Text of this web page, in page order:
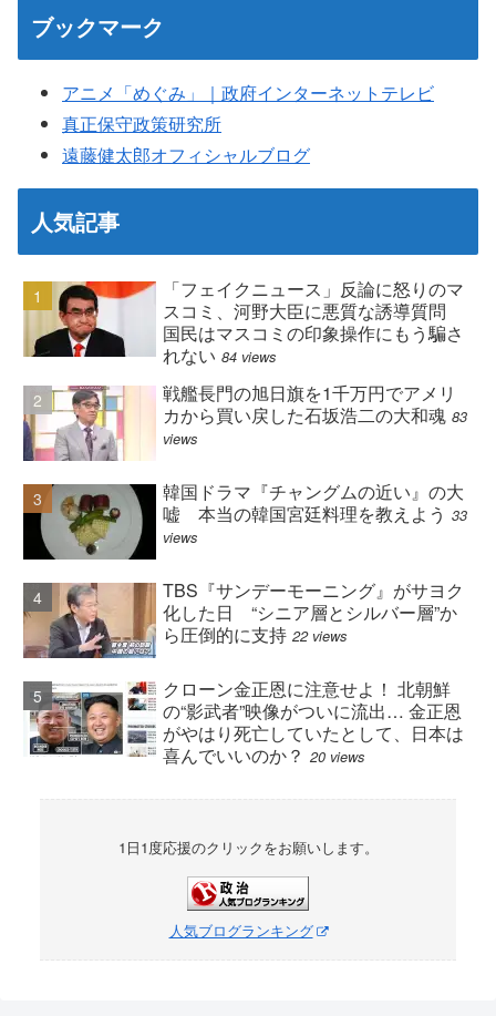
ブックマーク
アニメ「めぐみ」｜政府インターネットテレビ
真正保守政策研究所
遠藤健太郎オフィシャルブログ
人気記事
「フェイクニュース」反論に怒りのマ
スコミ、河野大臣に悪質な誘導質問
国民はマスコミの印象操作にもう騙さ
れない 84 views
戦艦長門の旭日旗を1千万円でアメリ
カから買い戻した石坂浩二の大和魂 83
views
韓国ドラマ『チャングムの近い』の大
嘘 本当の韓国宮廷料理を教えよう 33
views
TBS『サンデーモーニング』がサヨク
化した日 “シニア層とシルバー層”か
ら圧倒的に支持 22 views
クローン金正恩に注意せよ！ 北朝鮮
の“影武者”映像がついに流出… 金正恩
がやはり死亡していたとして、日本は
喜んでいいのか？ 20 views
1日1度応援のクリックをお願いします。
人気ブログランキング